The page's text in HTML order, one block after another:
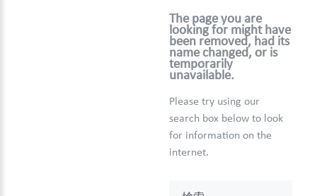
The page you are
looking for might have
been removed, had its
name changed, or is
temporarily
unavailable.
Please try using our
search box below to look
for information on the
internet.